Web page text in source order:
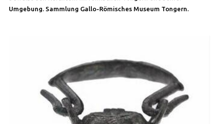
Umgebung. Sammlung Gallo-Römisches Museum Tongern.